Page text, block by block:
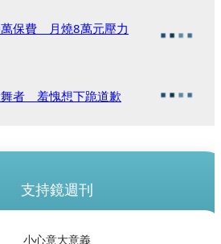
保費 月燒8萬元壓力
者 羞愧想下跪道歉
支持鏡週刊
小心意大意義